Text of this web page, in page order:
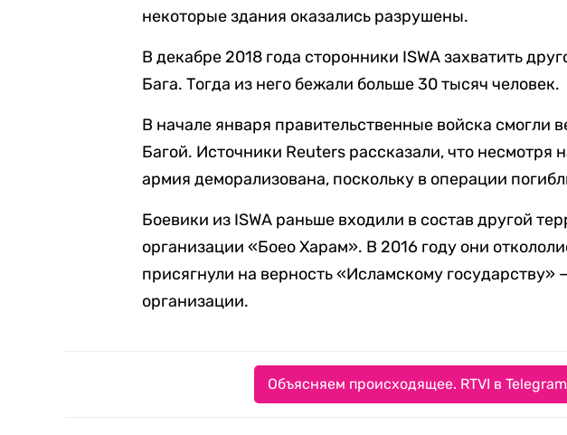
некоторые здания оказались разрушены.
В декабре 2018 года сторонники ISWA захватить
Бага. Тогда из него бежали больше 30 тысяч человек.
В начале января правительственные войска смогли
Багой. Источники Reuters рассказали, что несмотря
армия деморализована, поскольку в операции
Боевики из ISWA раньше входили в состав другой
организации «Боео Харам». В 2016 году они
присягнули на верность «Исламскому
организации.
Объясняем происходящее. RTVI в Telegram